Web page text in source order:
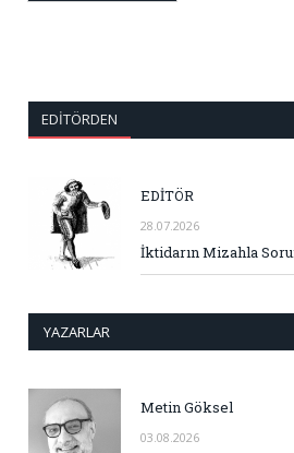
EDITÖRDEN
EDİTÖR
28.07.2026
İktidarın Mizahla
YAZARLAR
Metin Göksel
03.08.2026